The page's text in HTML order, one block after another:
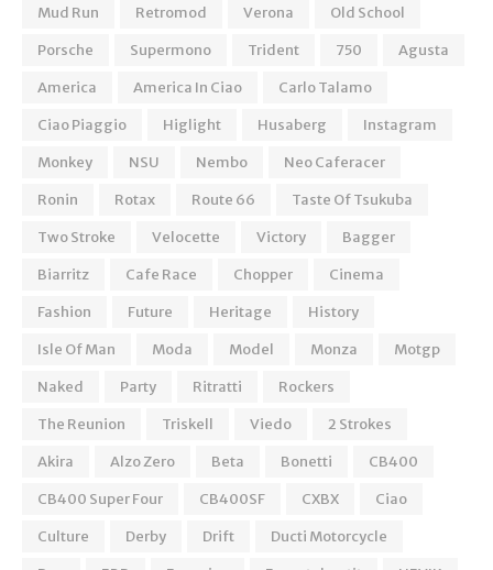
Mud Run
Retromod Verona
Old School
Porsche
Supermono Trident 750
Agusta
America
America In Ciao
Carlo Talamo
Ciao Piaggio
Higlight Husaberg
Instagram
Monkey
NSU Nembo
Neo Caferacer
Ronin
Rotax Route 66
Taste Of Tsukuba
Two Stroke
Velocette Victory
Bagger
Biarritz
Cafe Race Chopper
Cinema
Fashion
Future Heritage
History
Isle Of Man
Moda Model Monza
Motgp
Naked
Party Ritratti
Rockers
The Reunion
Triskell Viedo
2 Strokes
Akira
Alzo Zero Beta Bonetti
CB400
CB400 Super Four
CB400SF CXBX
Ciao
Culture
Derby Drift
Ducti Motorcycle